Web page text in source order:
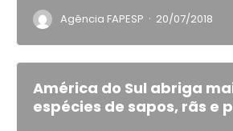
Agência FAPESP · 20/07/2018
América do Sul abriga
espécies de sapos, rãs e